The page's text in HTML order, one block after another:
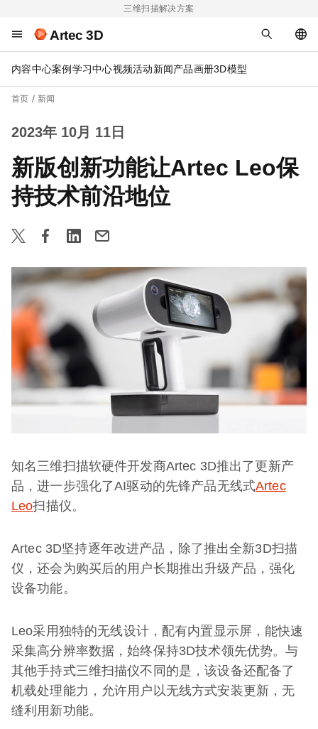
三维扫描解决方案
Artec 3D
内容中心案例 学习中心视频活动新闻产品画册3D模型
首页 新闻
2023年 10月 11日
新版创新功能让Artec Leo保
持技术前沿地位
知名三维扫描软硬件开发商Artec 3D推出了更新产
品，进一步强化了AI驱动的先锋产品无线式Artec
Leo扫描仪。
Artec 3D坚持逐年改进产品，除了推出全新3D扫描
仪，还会为购买后的用户长期推出升级产品，强化
设备功能。
Leo采用独特的无线设计，配有内置显示屏，能快速
采集高分辨率数据，始终保持3D技术领先优势。与
其他手持式三维扫描仪不同的是，该设备还配备了
机载处理能力，允许用户以无线方式安装更新，无
缝利用新功能。